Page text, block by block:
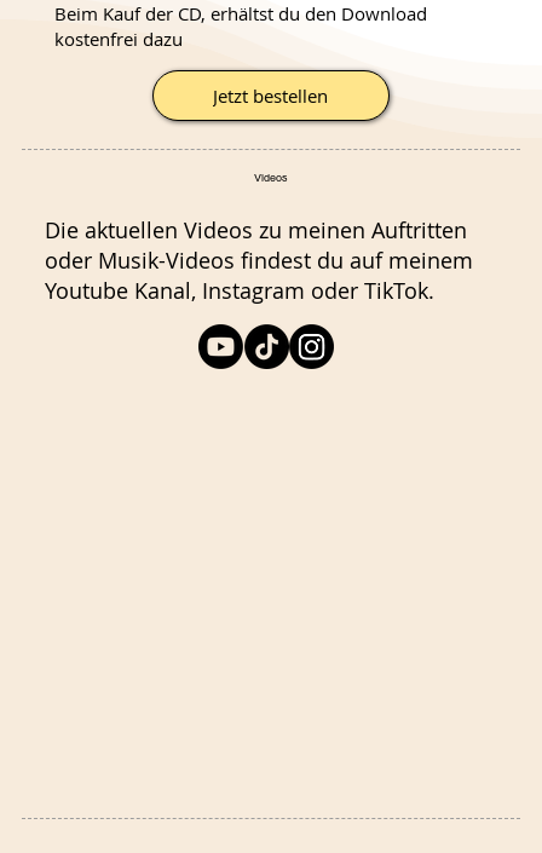
Beim Kauf der CD, erhältst du den Download
kostenfrei dazu
Jetzt bestellen
Videos
Die aktuellen Videos zu meinen Auftritten
oder Musik-Videos findest du auf meinem
Youtube Kanal, Instagram oder TikTok.